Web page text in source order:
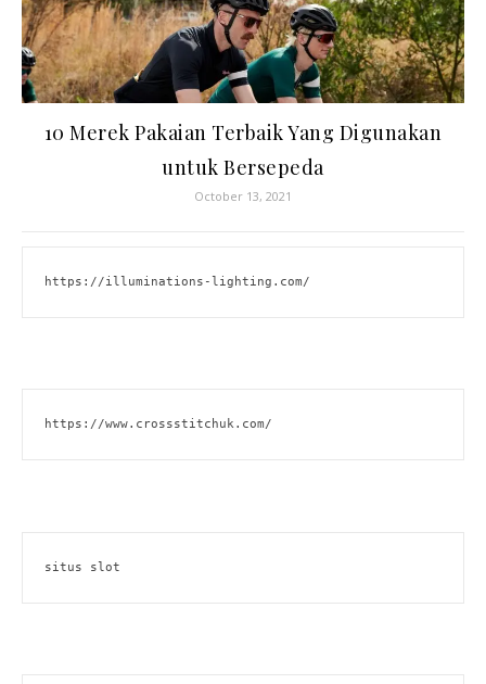
10 Merek Pakaian Terbaik Yang Digunakan
untuk Bersepeda
October 13, 2021
https://illuminations-lighting.com/
https://www.crossstitchuk.com/
situs slot